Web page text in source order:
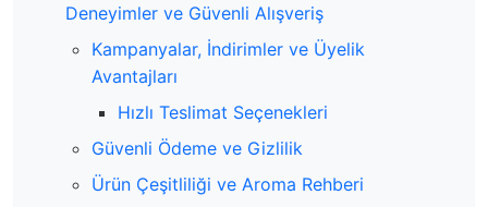
Deneyimler ve Güvenli Alışveriş
Kampanyalar, İndirimler ve Üyelik
Avantajları
Hızlı Teslimat Seçenekleri
Güvenli Ödeme ve Gizlilik
Ürün Çeşitliliği ve Aroma Rehberi